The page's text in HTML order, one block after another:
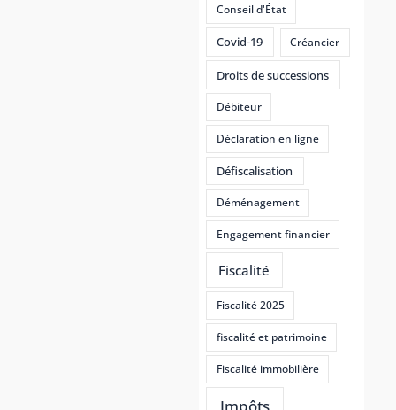
Conseil d'État
Covid-19 Créancier
Droits de successions
Débiteur
Déclaration en ligne
Défiscalisation
Déménagement
Engagement financier
Fiscalité
Fiscalité 2025
fiscalité et patrimoine
Fiscalité immobilière